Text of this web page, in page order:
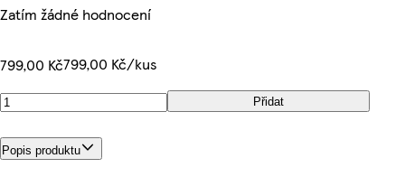
Zatím žádné hodnocení
799,00 Kč799,00 Kč/kus
Přidat
Popis produktu